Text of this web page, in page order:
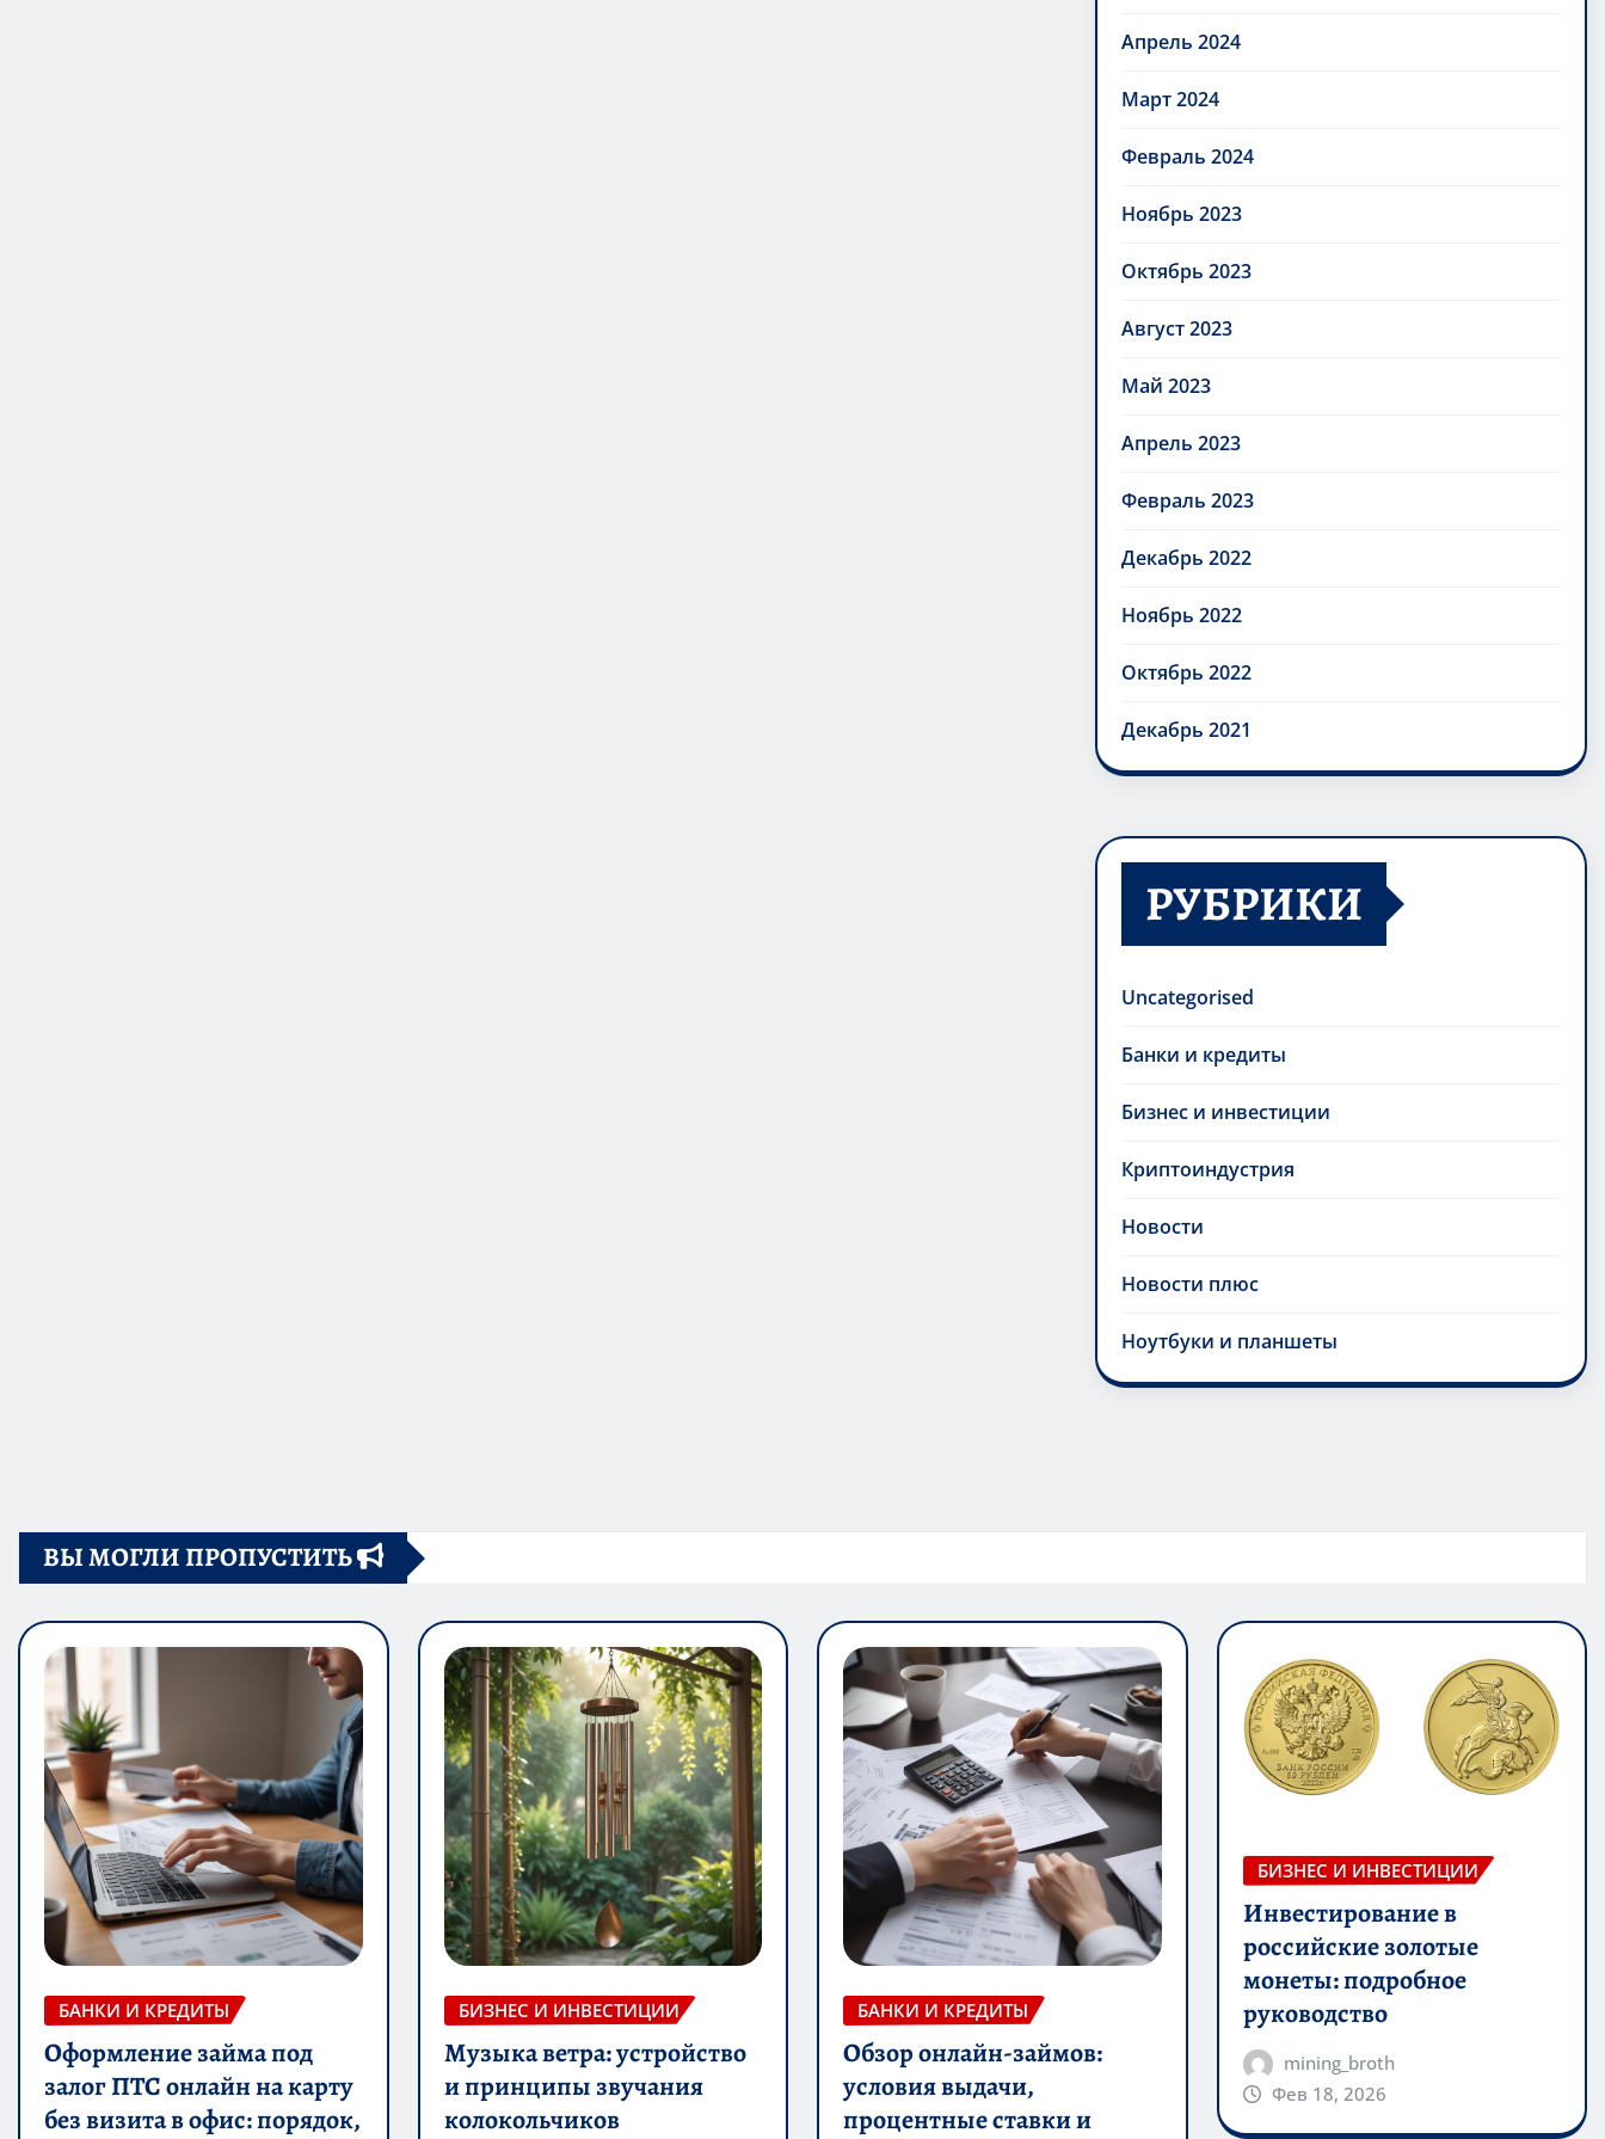
Апрель 2024
Март 2024
Февраль 2024
Ноябрь 2023
Октябрь 2023
Август 2023
Май 2023
Апрель 2023
Февраль 2023
Декабрь 2022
Ноябрь 2022
Октябрь 2022
Декабрь 2021
РУБРИКИ
Uncategorised
Банки и кредиты
Бизнес и инвестиции
Криптоиндустрия
Новости
Новости плюс
Ноутбуки и планшеты
ВЫ МОГЛИ ПРОПУСТИТЬ
БАНКИ И КРЕДИТЫ
Оформление займа под
залог ПТС онлайн на карту
без визита в офис: порядок,
БИЗНЕС И ИНВЕСТИЦИИ
Музыка ветра: устройство
и принципы звучания
колокольчиков
БАНКИ И КРЕДИТЫ
Обзор онлайн-займов:
условия выдачи,
процентные ставки и
БИЗНЕС И ИНВЕСТИЦИИ
Инвестирование в
российские золотые
монеты: подробное
руководство
mining_broth
Фев 18, 2026